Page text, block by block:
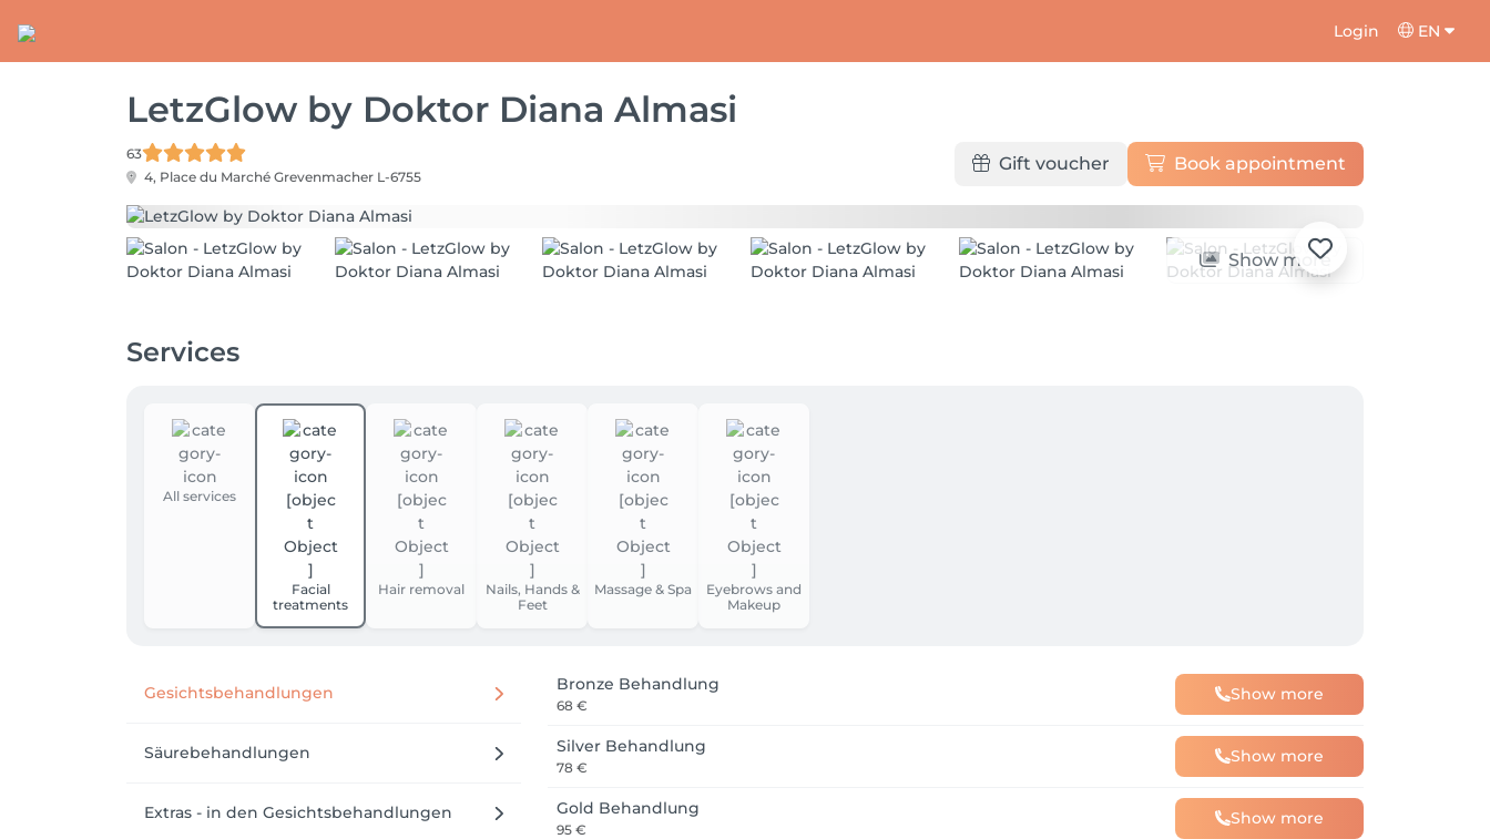
Login EN
LetzGlow by Doktor Diana Almasi
63
4, Place du Marché Grevenmacher L-6755
Gift voucher Book appointment
Show more
Services
All services
Facial
treatments
Hair removal
Nails, Hands &
Feet
Massage & Spa
Eyebrows and
Makeup
Gesichtsbehandlungen
Säurebehandlungen
Extras - in den Gesichtsbehandlungen
Bronze Behandlung
68 €
Show more
Silver Behandlung
78 €
Show more
Gold Behandlung
95 €
Show more